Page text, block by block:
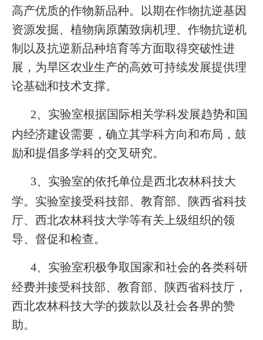
高产优质的作物新品种。以期在作物抗逆基因
资源发掘、植物病原菌致病机理、作物抗逆机
制以及抗逆新品种培育等方面取得突破性进
展，为旱区农业生产的高效可持续发展提供理
论基础和技术支撑。
2、实验室根据国际相关学科发展趋势和国
内经济建设需要，确立其学科方向和布局，鼓
励和提倡多学科的交叉研究。
3、实验室的依托单位是西北农林科技大
学。实验室接受科技部、教育部、陕西省科技
厅、西北农林科技大学等有关上级组织的领
导、督促和检查。
4、实验室积极争取国家和社会的各类科研
经费并接受科技部、教育部、陕西省科技厅，
西北农林科技大学的拨款以及社会各界的赞
助。